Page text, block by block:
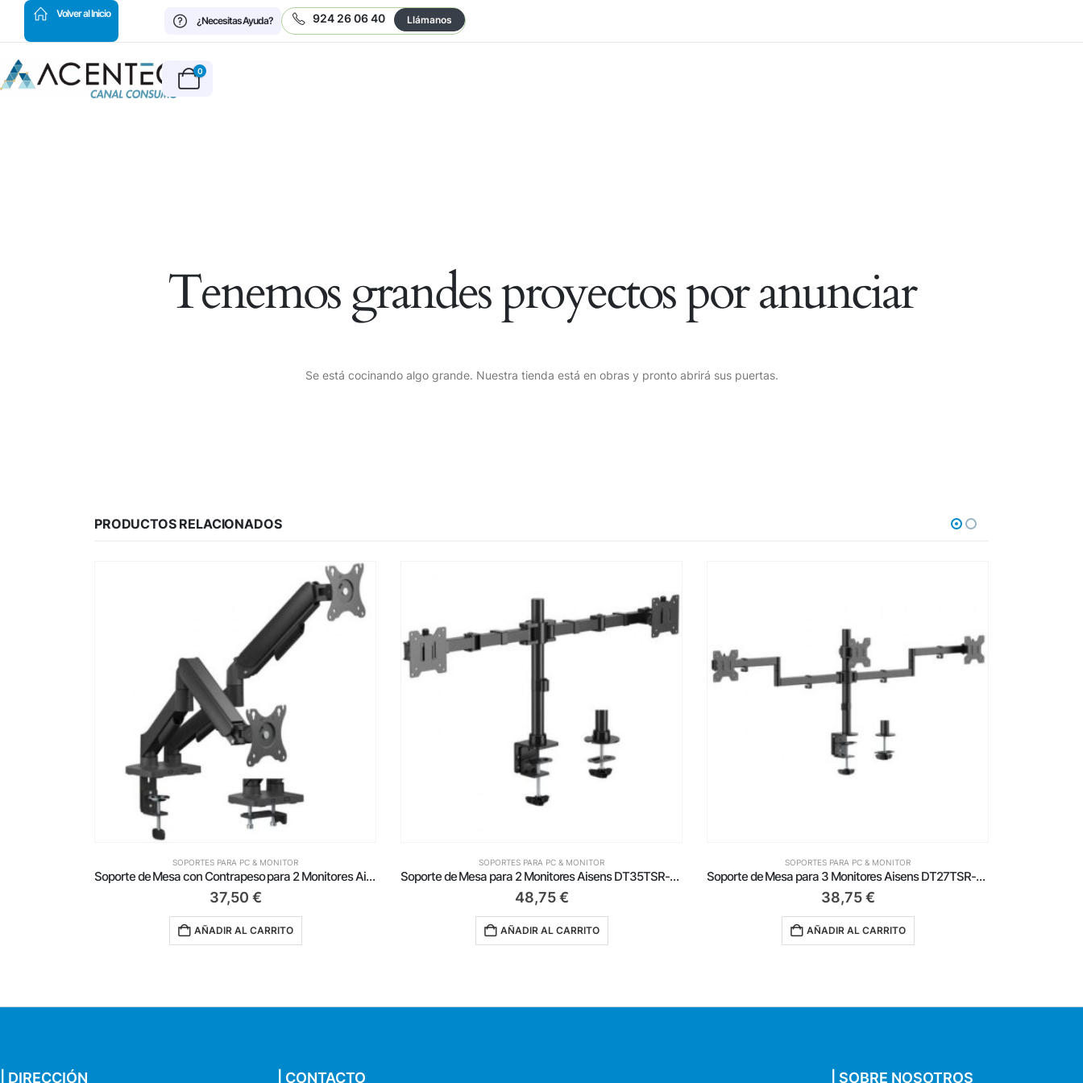
Volver al Inicio
¿Necesitas Ayuda?
924 26 06 40 Llámanos
0
Tenemos grandes proyectos por anunciar
Se está cocinando algo grande. Nuestra tienda está en obras y pronto abrirá sus puertas.
PRODUCTOS RELACIONADOS
SOPORTES PARA PC & MONITOR
Soporte de Mesa para 2 Monitores Aisens DT35TSR-359/ Giratorio/ Inclinable/ hasta 20kg
48,75€
AÑADIR AL CARRITO
SOPORTES PARA PC & MONITOR
Soporte de Mesa para 3 Monitores Aisens DT27TSR-281/ Giratorio/ Inclinable/ hasta 10kg
38,75€
AÑADIR AL CARRITO
SOPORTES PARA PC & MONITOR
Soporte de Mesa para 2 Monitores Aisens DT32TSR-141/ Giratorio/ Inclinable/ hasta 8kg
39,75€
AÑADIR AL CARRITO
| DIRECCIÓN | CONTACTO | SOBRE NOSOTROS